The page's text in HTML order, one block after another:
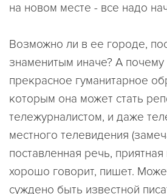
на новом месте - все надо
Возможно ли в ее городе,
знаменитым иначе? А почему
прекрасное гуманитарное
которым она может стать
тележурналистом, и даже
местного телевидения
поставленная речь,
хорошо говорит, пишет.
суждено быть известной